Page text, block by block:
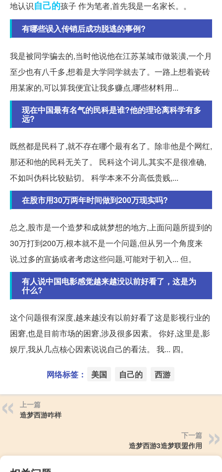
地认识自己的孩子 作为笔者,首先我是一名家长。。
有哪些误入传销后成功脱逃的事例?
我是被同学骗去的,当时他说他在江苏某城市做装潢,一个月
至少也有八千多,想着是大学同学就去了。一路上想着瓷砖
用某家的,可以算我便宜让我多赚点,哪些材料用...
现在中国最有名气的民科是谁?他的理论离科学有多
远?
既然都是民科了,就不存在哪个最有名了。除非他是个网红,
那还和他的民科无关了。 民科这个词儿,其实不是很准确,
不如叫伪科比较贴切。 科学本来不分高低贵贱,...
在股市用30万两年时间做到200万现实吗?
总之,股市是一个造梦和成就梦想的地方,上面问题所提到的
30万打到200万,根本就不是一个问题,但从另一个角度来
说,过多的宣扬或者考虑这些问题,可能对于初入... 但。
有人说中国电影感觉越来越没以前好看了，这是为
什么?
这个问题很有深度,越来越没有以前好看了这是影视行业的
困窘,也是目前市场的困窘,涉及很多因素。 你好,这里是,影
娱厅,我从几点核心因素说说自己的看法。 我... 四。
网络标签： 美国 自己的 西游
上一篇
造梦西游咋样
下一篇
造梦西游3造梦联盟作用